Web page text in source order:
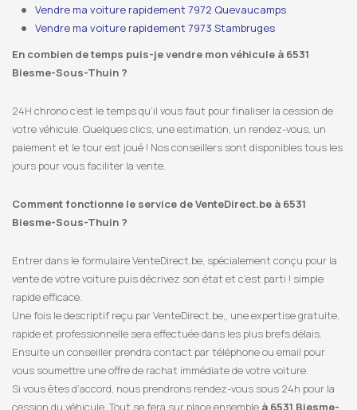
Vendre ma voiture rapidement 7972 Quevaucamps
Vendre ma voiture rapidement 7973 Stambruges
En combien de temps puis-je vendre mon véhicule à 6531
Biesme-Sous-Thuin ?
24H chrono c’est le temps qu’il vous faut pour finaliser la cession de
votre véhicule. Quelques clics, une estimation, un rendez-vous, un
paiement et le tour est joué ! Nos conseillers sont disponibles tous les
jours pour vous faciliter la vente.
Comment fonctionne le service de VenteDirect.be à 6531
Biesme-Sous-Thuin ?
Entrer dans le formulaire VenteDirect.be, spécialement conçu pour la
vente de votre voiture puis décrivez son état et c’est parti ! simple
rapide efficace.
Une fois le descriptif reçu par VenteDirect.be,, une expertise gratuite,
rapide et professionnelle sera effectuée dans les plus brefs délais.
Ensuite un conseiller prendra contact par téléphone ou email pour
vous soumettre une offre de rachat immédiate de votre voiture.
Si vous êtes d’accord, nous prendrons rendez-vous sous 24h pour la
cession du véhicule. Tout se fera sur place ensemble à 6531 Biesme-